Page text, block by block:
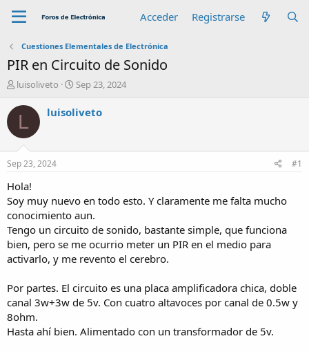
Acceder Registrarse
Cuestiones Elementales de Electrónica
PIR en Circuito de Sonido
A
t
r
luisoliveto
F
c
c
i
o
Sep 23, 2024
L luisoliveto
Sep 23, 2024 #1
Hola!
Soy muy nuevo en todo esto. Y claramente me falta mucho
conocimiento aun.
Tengo un circuito de sonido, bastante simple, que funciona
bien, pero se me ocurrio meter un PIR en el medio para
activarlo, y me revento el cerebro.
Por partes. El circuito es una placa amplificadora chica, doble
canal 3w+3w de 5v. Con cuatro altavoces por canal de 0.5w y
8ohm.
Hasta ahí bien. Alimentado con un transformador de 5v.